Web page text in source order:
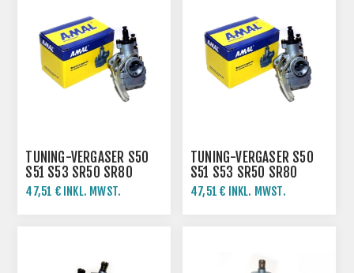
TUNING-VERGASER S50
S51 S53 SR50 SR80
KR51/1 KR51/2 -AMAL
47,51 € INKL. MWST.
TUNING-VERGASER S50
S51 S53 SR50 SR80
KR51/1 KR51/2 -AMAL
47,51 € INKL. MWST.